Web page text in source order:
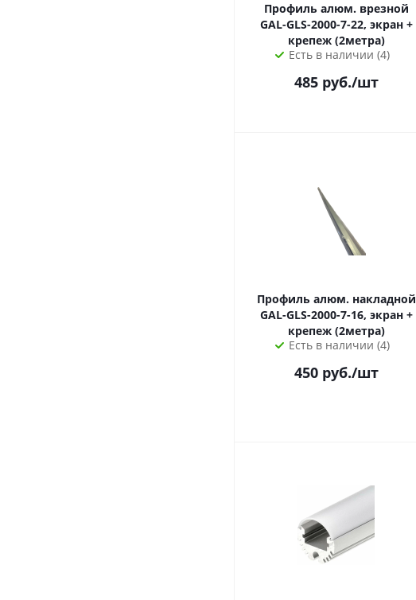
Профиль алюм. врезной
GAL-GLS-2000-7-22, экран +
крепеж (2метра)
Есть в наличии (4)
485руб./шт
Профиль алюм. накладной
GAL-GLS-2000-7-16, экран +
крепеж (2метра)
Есть в наличии (4)
450руб./шт